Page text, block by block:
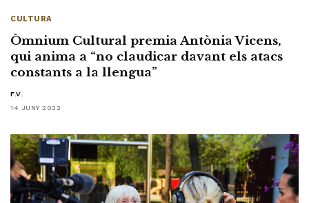
CULTURA
Òmnium Cultural premia Antònia Vicens,
qui anima a “no claudicar davant els atacs
constants a la llengua”
F.V.
14 JUNY 2022